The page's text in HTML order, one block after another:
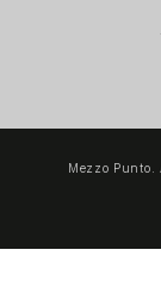
Mezzo